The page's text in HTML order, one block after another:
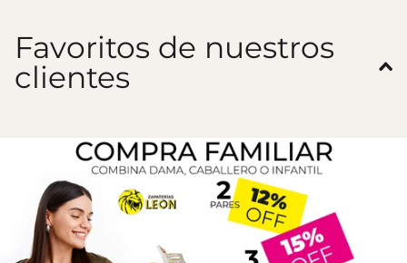
Favoritos de nuestros
clientes